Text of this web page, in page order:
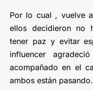
Por lo cual , vuelve
ellos decidieron no
tener paz y evitar
influencer
acompañado en el
ambos están pasando.